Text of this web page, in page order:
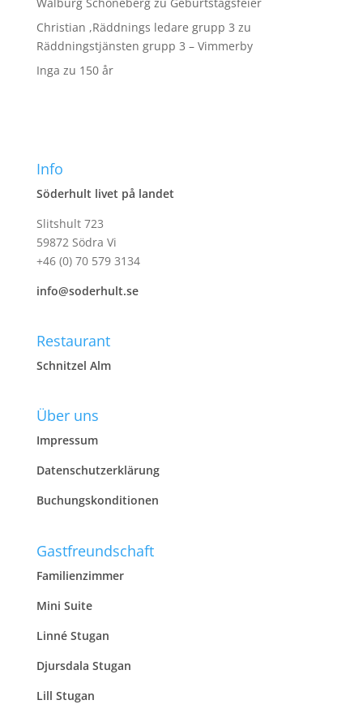
Christian ,Räddnings ledare grupp 3 zu
Räddningstjänsten grupp 3 – Vimmerby
Inga zu 150 år
Info
Söderhult livet på landet
Slitshult 723
59872 Södra Vi
+46 (0) 70 579 3134
info@soderhult.se
Restaurant
Schnitzel Alm
Über uns
Impressum
Datenschutzerklärung
Buchungskonditionen
Gastfreundschaft
Familienzimmer
Mini Suite
Linné Stugan
Djursdala Stugan
Lill Stugan